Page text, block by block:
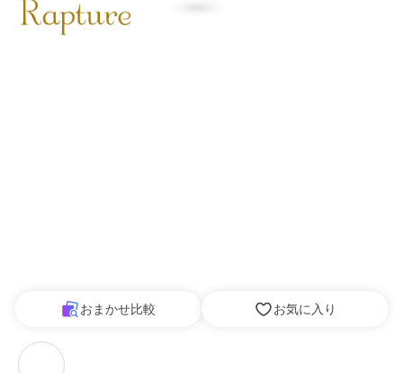
おまかせ比較 お気に入り